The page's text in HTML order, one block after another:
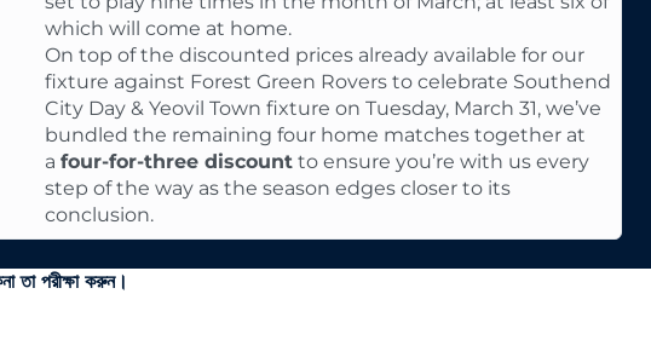
which will come at home.
On top of the discounted prices already available for our
fixture against Forest Green Rovers to celebrate Southend
City Day & Yeovil Town fixture on Tuesday, March 31, we’ve
bundled the remaining four home matches together at
a four-for-three discount to ensure you’re with us every
step of the way as the season edges closer to its
conclusion.
তা পরীক্ষা করুন।